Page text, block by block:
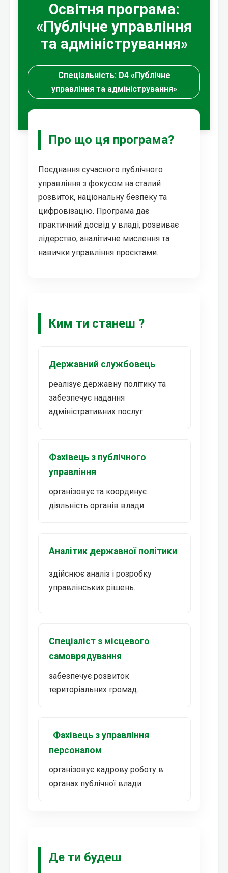
Освітня програма:
«Публічне управління
та адміністрування»
Спеціальність: D4 «Публічне
управління та адміністрування»
Про що ця програма?
Поєднання сучасного публічного
управління з фокусом на сталий
розвиток, національну безпеку та
цифровізацію. Програма дає
практичний досвід у владі, розвиває
лідерство, аналітичне мислення та
навички управління проєктами.
Ким ти станеш ?
Державний службовець
реалізує державну політику та
забезпечує надання
адміністративних послуг.
Фахівець з публічного
управління
організовує та координує
діяльність органів влади.
Аналітик державної політики
здійснює аналіз і розробку
управлінських рішень.
Спеціаліст з місцевого
самоврядування
забезпечує розвиток
територіальних громад.
Фахівець з управління
персоналом
організовує кадрову роботу в
органах публічної влади.
Де ти будеш